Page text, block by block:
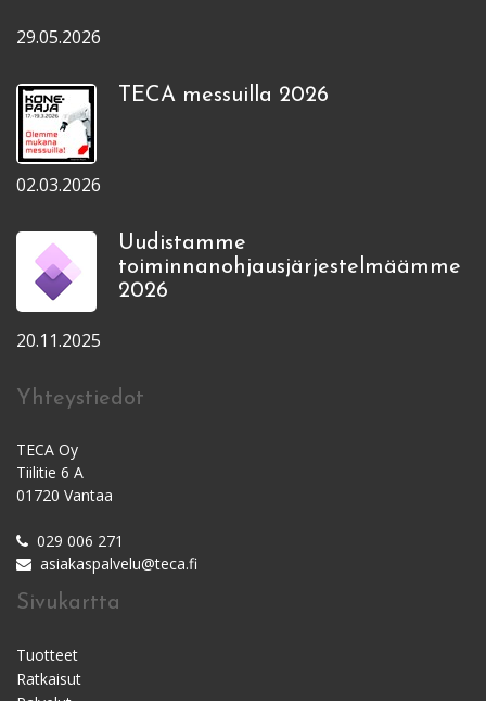
29.05.2026
TECA messuilla 2026
02.03.2026
Uudistamme
toiminnanohjausjärjestelmäämme
2026
20.11.2025
Yhteystiedot
TECA Oy
Tiilitie 6 A
01720 Vantaa
029 006 271
asiakaspalvelu@teca.fi
Sivukartta
Tuotteet
Ratkaisut